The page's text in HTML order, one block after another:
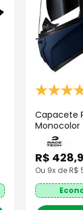
Capacete
Monocolor
R$ 428,
Ou 9x de R$